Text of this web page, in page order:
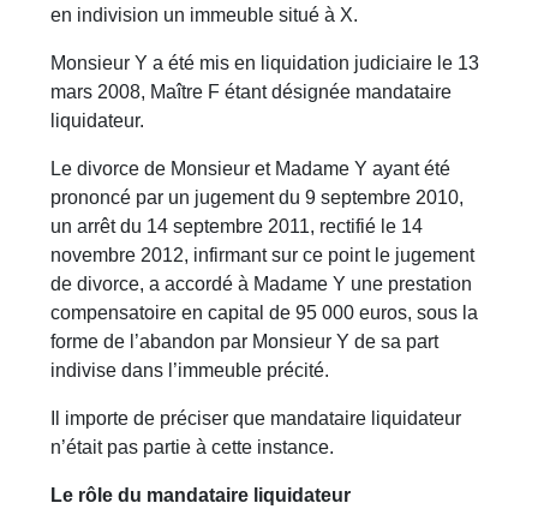
en indivision un immeuble situé à X.
Monsieur Y a été mis en liquidation judiciaire le 13
mars 2008, Maître F étant désignée mandataire
liquidateur.
Le divorce de Monsieur et Madame Y ayant été
prononcé par un jugement du 9 septembre 2010,
un arrêt du 14 septembre 2011, rectifié le 14
novembre 2012, infirmant sur ce point le jugement
de divorce, a accordé à Madame Y une prestation
compensatoire en capital de 95 000 euros, sous la
forme de l’abandon par Monsieur Y de sa part
indivise dans l’immeuble précité.
Il importe de préciser que mandataire liquidateur
n’était pas partie à cette instance.
Le rôle du mandataire liquidateur